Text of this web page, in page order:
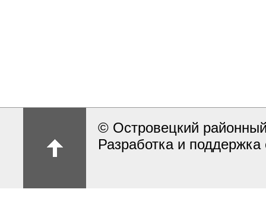
© Островецкий
Разработка и поддержка